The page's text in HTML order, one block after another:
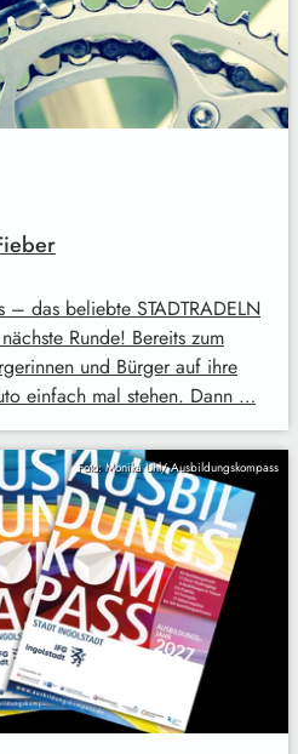
das beliebte STADTRADELN
Runde! Bereits zum
und Bürger auf ihre
einfach mal stehen. Dann …
Foto: Monika Uhl/ Ausbildungskompass